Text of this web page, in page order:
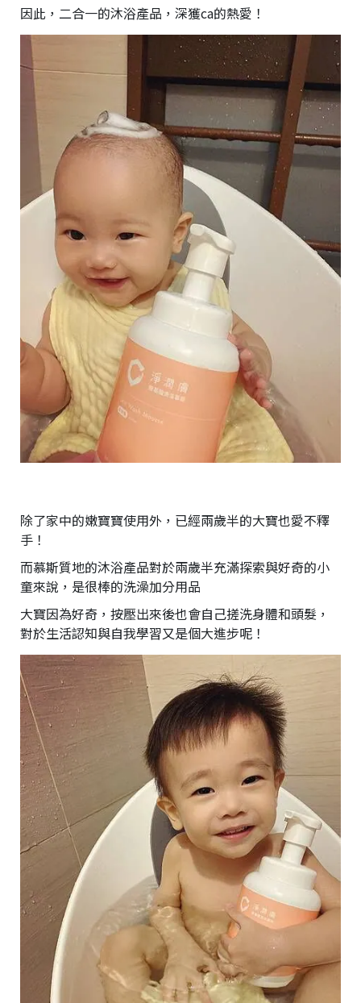
因此，二合一的沐浴產品，深獲ca的熱愛！
除了家中的嫩寶寶使用外，已經兩歲半的大寶也愛不釋
手！
而慕斯質地的沐浴產品對於兩歲半充滿探索與好奇的小
童來說，是很棒的洗澡加分用品
大寶因為好奇，按壓出來後也會自己搓洗身體和頭髮，
對於生活認知與自我學習又是個大進步呢！